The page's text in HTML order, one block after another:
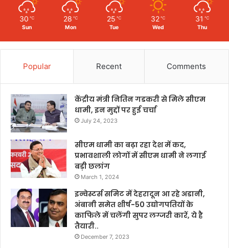
30 ℃
Sun
28 ℃
Mon
25 ℃
Tue
32 ℃
Wed
31 ℃
Thu
Popular Recent Comments
केंद्रीय मंत्री नितिन गडकरी से मिले सीएम
धामी, इन मुद्दों पर हुई चर्चा
July 24, 2023
सीएम धामी का बढ़ा रहा देश में कद,
प्रभावशाली लोगों में सीएम धामी ने लगाई
बड़ी छलांग
March 1, 2024
इन्वेस्टर्स समिट में देहरादून आ रहे अडानी,
अंबानी समेत शीर्ष-50 उद्योगपतियों के
काफिले में चलेंगी सुपर लग्जरी कारें, ये है
तैयारी..
December 7, 2023